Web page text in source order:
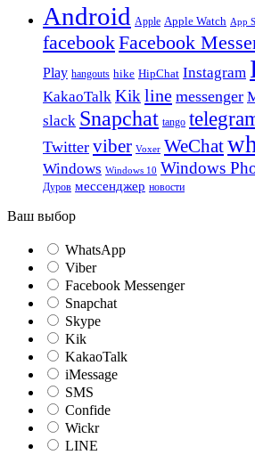
Android Apple Apple Watch App
facebookFacebook
Play hangouts hike HipChat Instagram
KakaoTalk Kik line messenger
slack Snapchat tango
Twitter viber Voxer WeChat
Windows Windows 10 Windows
Дуров мессенджер новости
Ваш выбор
WhatsApp
Viber
Facebook Messenger
Snapchat
Skype
Kik
KakaoTalk
iMessage
SMS
Confide
Wickr
LINE